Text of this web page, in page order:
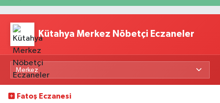
Kütahya Merkez Nöbetçi Eczaneler
Fatoş Eczanesi